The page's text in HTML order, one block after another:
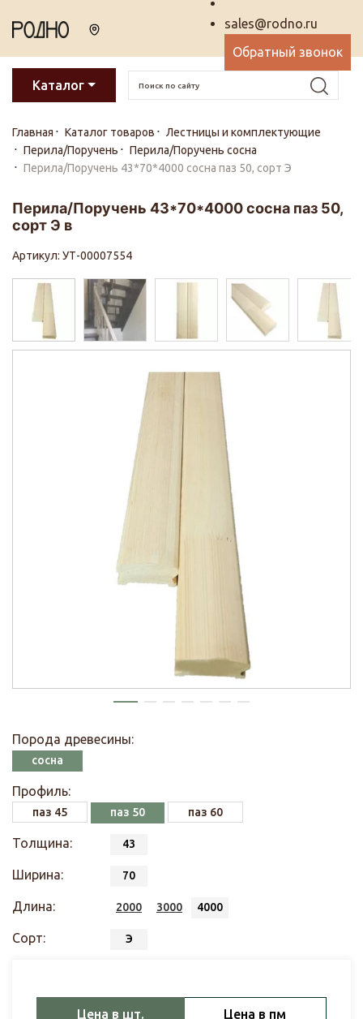
sales@rodno.ru
Обратный звонок
Каталог
Главная Каталог товаров
Лестницы и комплектующие
Перила/Поручень
Перила/Поручень сосна
Перила/Поручень 43*70*4000 сосна паз 50, сорт Э
Перила/Поручень 43*70*4000 сосна паз 50,
сорт Э в
Артикул: УТ-00007554
Порода древесины:
сосна
Профиль:
паз 45 паз 50 паз 60
Толщина: 43
Ширина: 70
Длина: 2000 3000 4000
Сорт: Э
Цена в шт. Цена в пм